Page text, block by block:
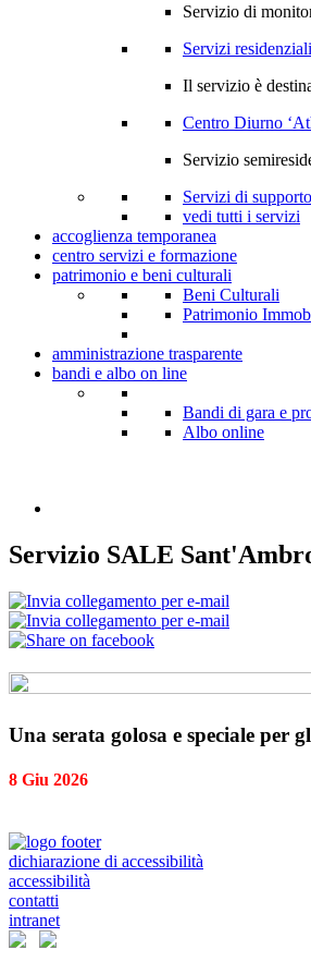
Servizio di
Servizi
Il servizio è
Centro Diurno
Servizio
Servizi di
vedi tutti i servizi
accoglienza temporanea
centro servizi e formazione
patrimonio e beni culturali
Beni Culturali
Patrimonio
amministrazione trasparente
bandi e albo on line
Bandi di gara e
Albo online
Servizio SALE
Una serata golosa e speciale per
8 Giu 2026
dichiarazione di accessibilità
accessibilità
contatti
intranet